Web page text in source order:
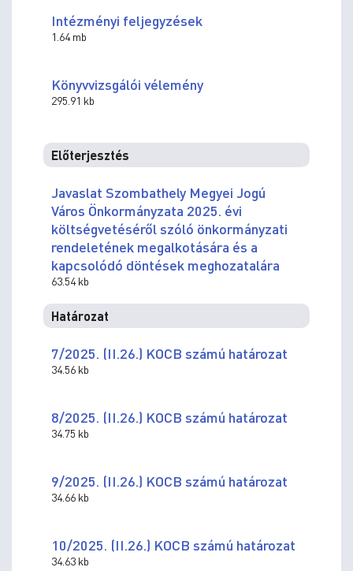
Intézményi feljegyzések
1.64 mb
Könyvvizsgálói vélemény
295.91 kb
Előterjesztés
Javaslat Szombathely Megyei Jogú
Város Önkormányzata 2025. évi
költségvetéséről szóló önkormányzati
rendeletének megalkotására és a
kapcsolódó döntések meghozatalára
63.54 kb
Határozat
7/2025. (II.26.) KOCB számú határozat
34.56 kb
8/2025. (II.26.) KOCB számú határozat
34.75 kb
9/2025. (II.26.) KOCB számú határozat
34.66 kb
10/2025. (II.26.) KOCB számú határozat
34.63 kb